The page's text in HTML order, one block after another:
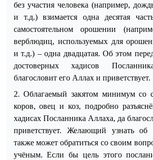
без участия человека (например,
и т.д.) взимается одна десятая
самостоятельном орошении
верблюдиц, используемых для
ит.д.) – одна двадцатая. Об этом
достоверных хадисов
благословит его Аллах и приветствует.
2. Облагаемый закятом минимум со
коров, овец и коз, подробно
хадисах Посланника Аллаха, да
приветствует. Желающий узнать об
также может обратиться со своим
учёным. Если бы цель этого